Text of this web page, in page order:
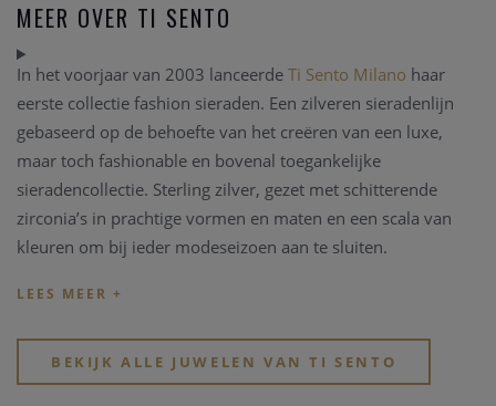
MEER OVER TI SENTO
In het voorjaar van 2003 lanceerde Ti Sento Milano haar
eerste collectie fashion sieraden. Een zilveren sieradenlijn
gebaseerd op de behoefte van het creëren van een luxe,
maar toch fashionable en bovenal toegankelijke
sieradencollectie. Sterling zilver, gezet met schitterende
zirconia’s in prachtige vormen en maten en een scala van
kleuren om bij ieder modeseizoen aan te sluiten.
BEKIJK ALLE JUWELEN VAN TI SENTO